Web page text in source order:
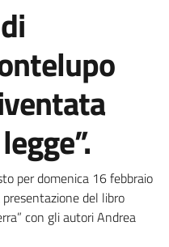
per domenica 16 febbraio
del libro
con gli autori Andrea